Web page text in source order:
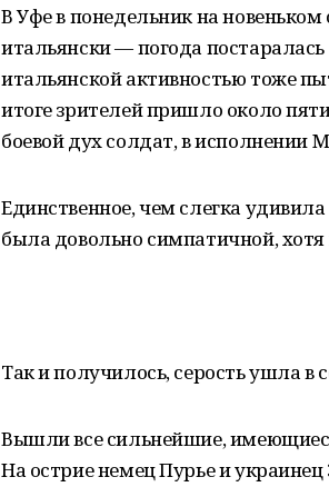
В Уфе в понедельник на
итальянски — погода
итальянской активностью тоже
итоге зрителей пришло около
боевой дух солдат, в исполнении
Единственное, чем слегка
была довольно симпатичной, хотя
Так и получилось, серость ушла в
Вышли все сильнейшие,
На острие немец Пурье и